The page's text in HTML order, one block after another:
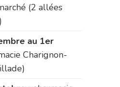
(2 allées
au 1er
Charignon-